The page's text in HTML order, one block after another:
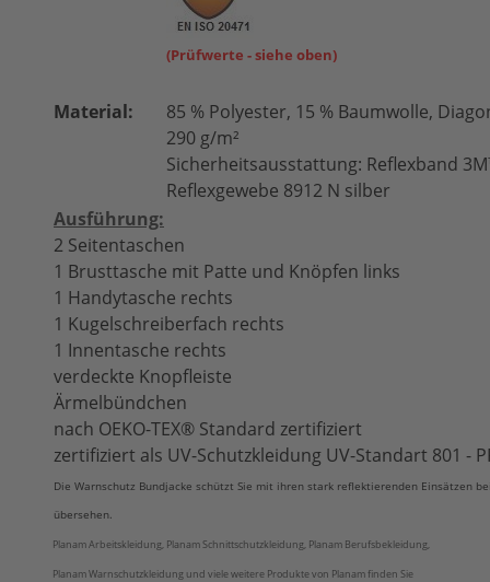
(Prüfwerte - siehe oben)
Material:
85 % Polyester, 15 % Baumwolle,
290 g/m²
Sicherheitsausstattung: Reflexband
Reflexgewebe 8912 N silber
Ausführung:
2 Seitentaschen
1 Brusttasche mit Patte und Knöpfen links
1 Handytasche rechts
1 Kugelschreiberfach rechts
1 Innentasche rechts
verdeckte Knopfleiste
Ärmelbündchen
nach OEKO-TEX® Standard zertifiziert
zertifiziert als UV-Schutzkleidung UV-Standart 801 -
Die Warnschutz Bundjacke schützt Sie mit ihren stark reflektierenden Einsätzen
übersehen.
Planam Arbeitskleidung, Planam Schnittschutzkleidung, Planam Berufsbekleidung,
Planam Warnschutzkleidung und viele weitere Produkte von Planam finden Sie